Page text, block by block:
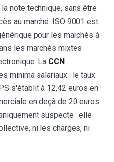
note technique, sans être
au marché. ISO 9001 est
pour les marchés à
les marchés mixtes
La CCN
minima salariaux : le taux
s'établit à 12,42 euros en
en deçà de 20 euros
suspecte : elle
ni les charges, ni